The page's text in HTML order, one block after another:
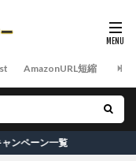
AmazonURL短縮